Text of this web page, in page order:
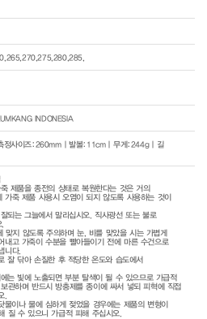
INDONESIA
정사이즈:260mm｜발볼:11cm｜무게:244g｜길
제품을 종전의 상태로 복원한다는 것은 거의
가죽 제품 사용시 오염이 되지 않도록 사용하는 것이
되는 그늘에서 말리십시오. 직사광선 또는 불로
맞지 않도록 주의하며 눈, 비를 맞았을 시는 가볍게
내고 가죽이 수분을 빨아들이기 전에 마른 수건으로
니다.
잘 닦아 손질한 후 적당한 온도와 습도에서
는 빛에 노출되면 부분 탈색이 될 수 있으므로 가급적
관하며 반드시 방충제를 종이에 싸서 넣되 피혁에 직접
.
물이나 물에 심하게 젖었을 경우에는 제품의 변형이
질 수 있으니 가급적 피해 주십시오.